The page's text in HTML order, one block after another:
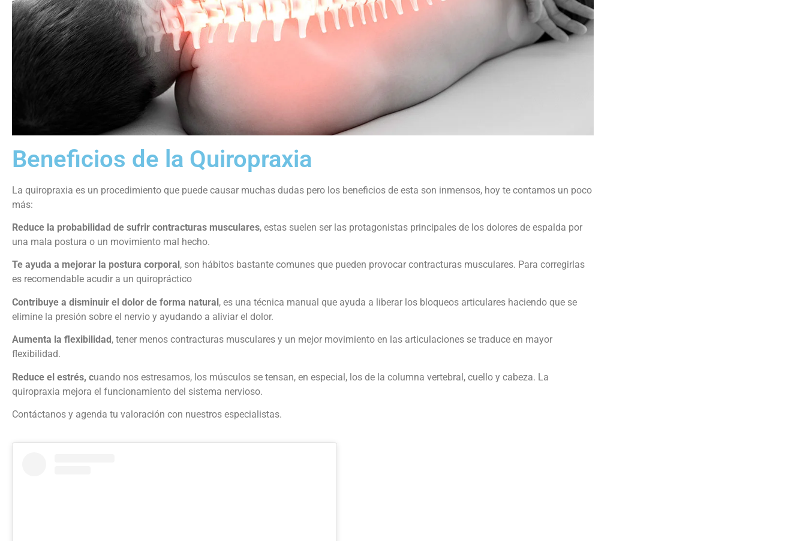
Beneficios de la Quiropraxia
La quiropraxia es un procedimiento que puede causar muchas dudas pero los beneficios de esta son inmensos, hoy te contamos un poco
más:
Reduce la probabilidad de sufrir contracturas musculares, estas suelen ser las protagonistas principales de los dolores de espalda por
una mala postura o un movimiento mal hecho.
Te ayuda a mejorar la postura corporal , son hábitos bastante comunes que pueden provocar contracturas musculares. Para corregirlas
es recomendable acudir a un quiropráctico
Contribuye a disminuir el dolor de forma natural, es una técnica manual que ayuda a liberar los bloqueos articulares haciendo que se
elimine la presión sobre el nervio y ayudando a aliviar el dolor.
Aumenta la flexibilidad , tener menos contracturas musculares y un mejor movimiento en las articulaciones se traduce en mayor
flexibilidad.
Reduce el estrés, cuando nos estresamos, los músculos se tensan, en especial, los de la columna vertebral, cuello y cabeza. La
quiropraxia mejora el funcionamiento del sistema nervioso.
Contáctanos y agenda tu valoración con nuestros especialistas.